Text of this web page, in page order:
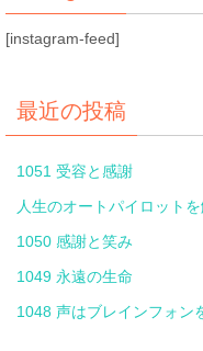
[instagram-feed]
最近の投稿
1051 受容と感謝
人生のオートパイロット
1050 感謝と笑み
1049 永遠の生命
1048 声はブレインフォン